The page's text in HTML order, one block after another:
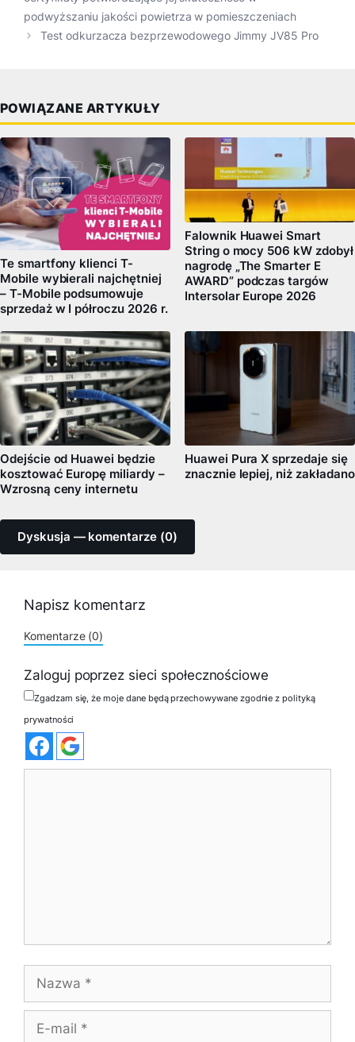
podwyższaniu jakości powietrza w pomieszczeniach
Test odkurzacza bezprzewodowego Jimmy JV85 Pro
POWIĄZANE ARTYKUŁY
Te smartfony klienci T-
Mobile wybierali najchętniej
– T-Mobile podsumowuje
sprzedaż w I półroczu 2026 r.
Falownik Huawei Smart
String o mocy 506 kW zdobył
nagrodę „The Smarter E
AWARD” podczas targów
Intersolar Europe 2026
Odejście od Huawei będzie
kosztować Europę miliardy –
Wzrosną ceny internetu
Huawei Pura X sprzedaje się
znacznie lepiej, niż zakładano
Dyskusja — komentarze (0)
Napisz komentarz
Komentarze (0)
Zaloguj poprzez sieci społecznościowe
Zgadzam się, że moje dane będą przechowywane zgodnie z polityką
prywatności
Nazwa